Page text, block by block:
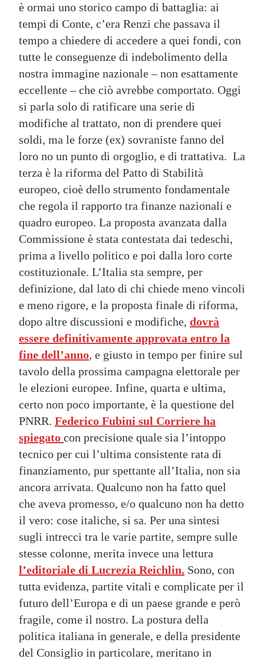
è ormai uno storico campo di battaglia: ai
tempi di Conte, c’era Renzi che passava il
tempo a chiedere di accedere a quei fondi, con
tutte le conseguenze di indebolimento della
nostra immagine nazionale – non esattamente
eccellente – che ciò avrebbe comportato. Oggi
si parla solo di ratificare una serie di
modifiche al trattato, non di prendere quei
soldi, ma le forze (ex) sovraniste fanno del
loro no un punto di orgoglio, e di trattativa. La
terza è la riforma del Patto di Stabilità
europeo, cioè dello strumento fondamentale
che regola il rapporto tra finanze nazionali e
quadro europeo. La proposta avanzata dalla
Commissione è stata contestata dai tedeschi,
prima a livello politico e poi dalla loro corte
costituzionale. L’Italia sta sempre, per
definizione, dal lato di chi chiede meno vincoli
e meno rigore, e la proposta finale di riforma,
dopo altre discussioni e modifiche, dovrà
essere definitivamente approvata entro la
fine dell’anno, e giusto in tempo per finire sul
tavolo della prossima campagna elettorale per
le elezioni europee. Infine, quarta e ultima,
certo non poco importante, è la questione del
PNRR. Federico Fubini sul Corriere ha
spiegato con precisione quale sia l’intoppo
tecnico per cui l’ultima consistente rata di
finanziamento, pur spettante all’Italia, non sia
ancora arrivata. Qualcuno non ha fatto quel
che aveva promesso, e/o qualcuno non ha detto
il vero: cose italiche, si sa. Per una sintesi
sugli intrecci tra le varie partite, sempre sulle
stesse colonne, merita invece una lettura
l’editoriale di Lucrezia Reichlin. Sono, con
tutta evidenza, partite vitali e complicate per il
futuro dell’Europa e di un paese grande e però
fragile, come il nostro. La postura della
politica italiana in generale, e della presidente
del Consiglio in particolare, meritano in